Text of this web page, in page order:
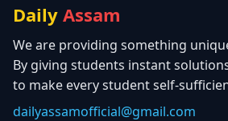
Daily Assam
We are providing something
By giving students instant
to make every student self-
dailyassamofficial@gmail.com